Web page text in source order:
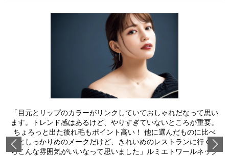
Previous
「目元とリップのカラーがリンクしていておしゃれだなって思い
ます。トレンド感はあるけど、やりすぎていないところが重要。
ちょろっと出た後れ毛もポイント高い！ 他に選んだものに比べ
るとしっかりめのメークだけど、きれいめのレストランに行くな
らこんな雰囲気がいいなって思いました」ルミエトワールネック